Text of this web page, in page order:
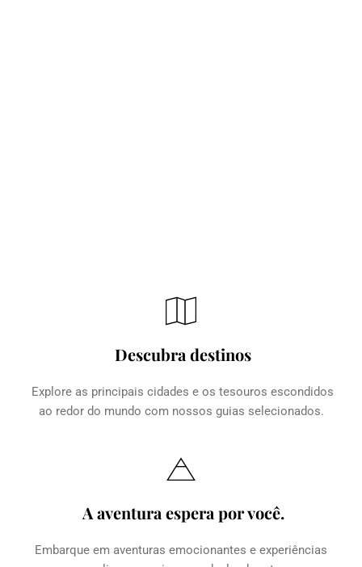
Descubra destinos
Explore as principais cidades e os tesouros escondidos
ao redor do mundo com nossos guias selecionados.
A aventura espera por você.
Embarque em aventuras emocionantes e experiências